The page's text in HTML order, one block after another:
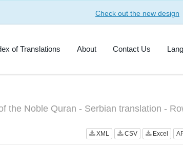
Check out the new design
of Translations About Contact Us
the Noble Quran - Serbian translation -
XML CSV Excel